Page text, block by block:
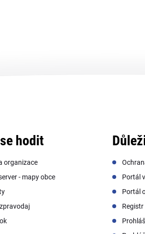
hodit
organizace
- mapy obce
Portál
Portál